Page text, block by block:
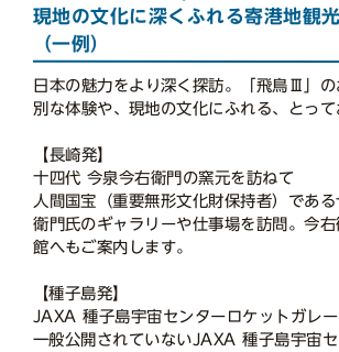
現地の文化に深くふれる寄港地観
（一例）
日本の魅力をより深く探訪。「飛鳥Ⅲ」
別な体験や、現地の文化にふれる、とって
【長崎発】
十四代 今泉今右衛門の窯元を訪ねて
人間国宝（重要無形文化財保持者）であ
衛門氏のギャラリーや仕事場を訪問。今
館へもご案内します。
【種子島発】
JAXA 種子島宇宙センターロケットガレ
一般公開されていないJAXA 種子島宇宙